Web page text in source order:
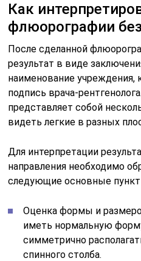
Как
флюорографии
После сделанной
результат в виде
наименование учреждения,
подпись врача-
представляет собой
видеть легкие в разных
Для интерпретации
направления необходимо
следующие основные
Оценка формы и
иметь нормальную
симметрично
спинного столба.